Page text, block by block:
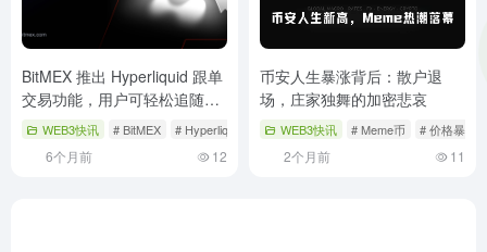
BitMEX 推出 Hyperliquid 跟单
交易功能，用户可轻松追随专
家获利
WEB3快讯 # BitMEX # Hyperliquid # 加密货币
6个月前 12
币安人生暴涨背后：散户退
场，庄家独舞的加密悲哀
WEB3快讯 # Meme币 # 价格暴涨
2个月前 11